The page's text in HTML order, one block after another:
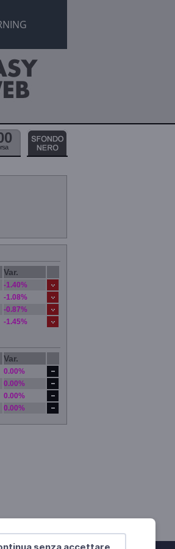
senza accettare
Var.
-1.40%
-1.08%
-0.87%
-1.45%
Var.
0.00%
0.00%
0.00%
0.00%